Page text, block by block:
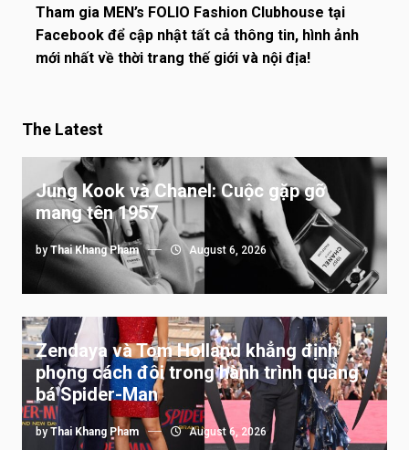
Tham gia MEN’s FOLIO Fashion Clubhouse tại
Facebook để cập nhật tất cả thông tin, hình ảnh
mới nhất về thời trang thế giới và nội địa!
The Latest
Jung Kook và Chanel: Cuộc gặp gỡ
mang tên 1957
by Thai Khang Pham August 6, 2026
Zendaya và Tom Holland khẳng định
phong cách đôi trong hành trình quảng
bá Spider-Man
by Thai Khang Pham August 6, 2026